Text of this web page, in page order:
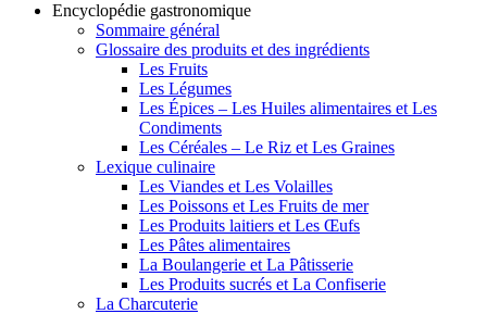
Encyclopédie gastronomique
Sommaire général
Glossaire des produits et des ingrédients
Les Fruits
Les Légumes
Les Épices – Les Huiles alimentaires et Les
Condiments
Les Céréales – Le Riz et Les Graines
Lexique culinaire
Les Viandes et Les Volailles
Les Poissons et Les Fruits de mer
Les Produits laitiers et Les Œufs
Les Pâtes alimentaires
La Boulangerie et La Pâtisserie
Les Produits sucrés et La Confiserie
La Charcuterie